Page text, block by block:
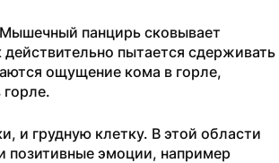
панцирь сковывает
действительно пытается сдерживать
ощущение кома в горле,
и грудную клетку. В этой области
позитивные эмоции, например